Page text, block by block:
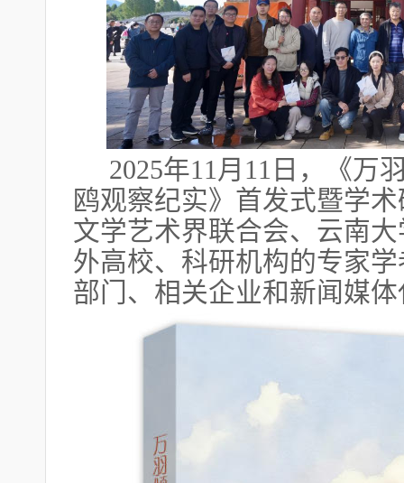
2025年11月11日，《
鸥观察纪实》首发式暨学
文学艺术界联合会、云南
外高校、科研机构的专家
部门、相关企业和新闻媒